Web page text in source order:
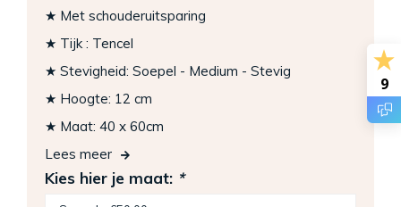
★ Met schouderuitsparing
★ Tijk : Tencel
★ Stevigheid: Soepel - Medium - Stevig
★ Hoogte: 12 cm
★ Maat: 40 x 60cm
Lees meer
Kies hier je maat: *
9